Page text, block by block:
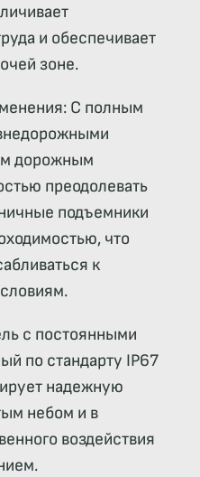
и обеспечивает
зоне.
С полным
дорожным
преодолевать
подъемники
что
к
с постоянными
по стандарту IP67
надежную
небом и в
воздействия